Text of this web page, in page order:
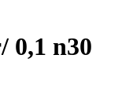
0,1 n30